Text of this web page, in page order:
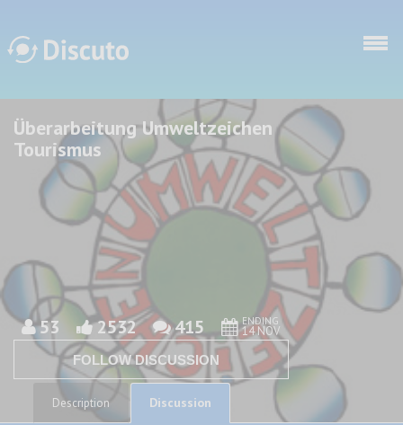
Discuto
Discuto
Überarbeitung Umweltzeichen
Tourismus
53 2532 415 ENDING
14 NOV
FOLLOW DISCUSSION
Description Discussion